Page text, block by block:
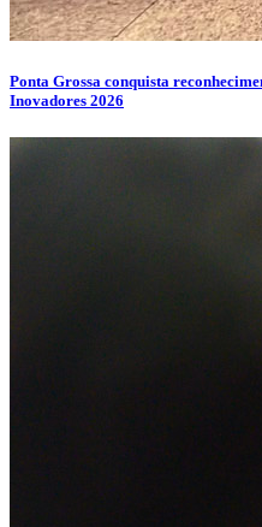
Ponta Grossa conquista
Inovadores 2026